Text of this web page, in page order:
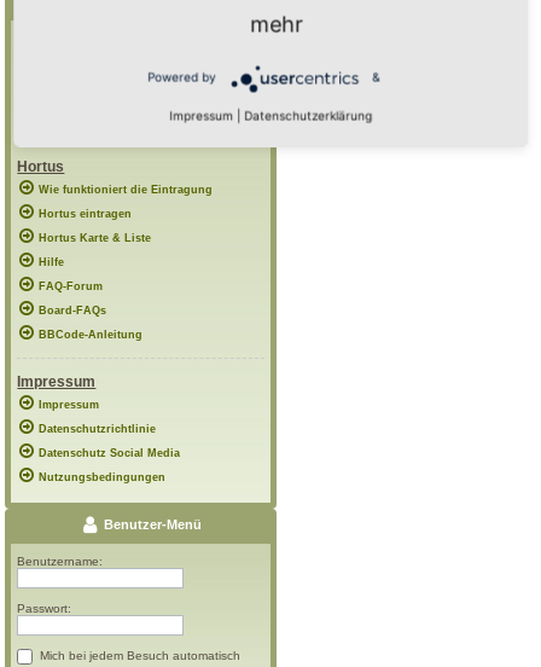
Hortus
Wie funktioniert die Eintragung
Hortus eintragen
Hortus Karte & Liste
Hilfe
FAQ-Forum
Board-FAQs
BBCode-Anleitung
Impressum
Impressum
Datenschutzrichtlinie
Datenschutz Social Media
Nutzungsbedingungen
Benutzer-Menü
Benutzername:
Passwort:
Mich bei jedem Besuch automatisch
mehr
Powered by &
Impressum Datenschutzerklärung